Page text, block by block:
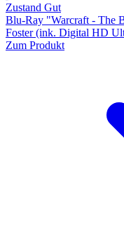
Zustand Gut
Blu-Ray "Warcraft - The
Foster (ink. Digital HD
Zum Produkt